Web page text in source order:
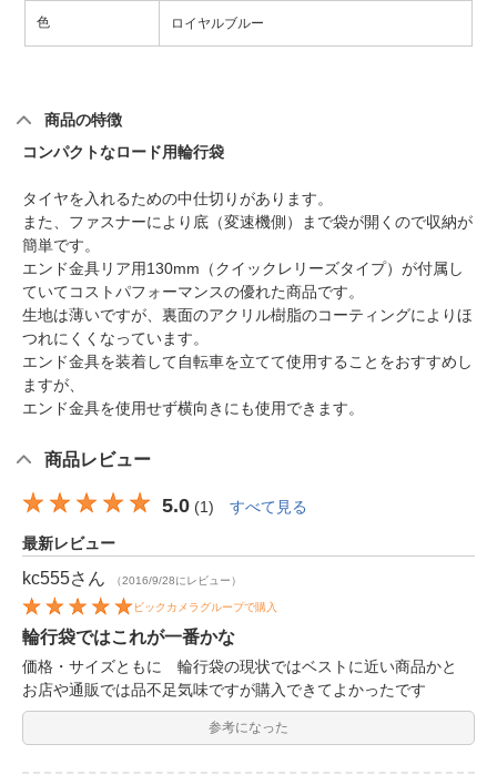
色 ロイヤルブルー
商品の特徴
コンパクトなロード用輪行袋
タイヤを入れるための中仕切りがあります。
また、ファスナーにより底（変速機側）まで袋が開くので収納が
簡単です。
エンド金具リア用130mm（クイックレリーズタイプ）が付属し
ていてコストパフォーマンスの優れた商品です。
生地は薄いですが、裏面のアクリル樹脂のコーティングによりほ
つれにくくなっています。
エンド金具を装着して自転車を立てて使用することをおすすめし
ますが、
エンド金具を使用せず横向きにも使用できます。
商品レビュー
5.0 (1) すべて見る
最新レビュー
kc555さん （2016/9/28にレビュー）
ビックカメラグループで購入
輪行袋ではこれが一番かな
価格・サイズともに 輪行袋の現状ではベストに近い商品かと
お店や通販では品不足気味ですが購入できてよかったです
参考になった